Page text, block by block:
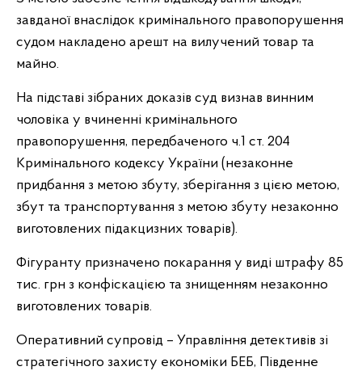
завданої внаслідок кримінального правопорушення
судом накладено арешт на вилучений товар та
майно.
На підставі зібраних доказів суд визнав винним
чоловіка у вчиненні кримінального
правопорушення, передбаченого ч.1 ст. 204
Кримінального кодексу України (незаконне
придбання з метою збуту, зберігання з цією метою,
збут та транспортування з метою збуту незаконно
виготовлених підакцизних товарів).
Фігуранту призначено покарання у виді штрафу 85
тис. грн з конфіскацією та знищенням незаконно
виготовлених товарів.
Оперативний супровід – Управління детективів зі
стратегічного захисту економіки БЕБ, Південне